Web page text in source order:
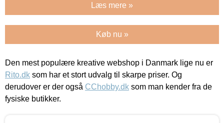
Læs mere »
Køb nu »
Den mest populære kreative webshop i Danmark lige nu er
Rito.dk som har et stort udvalg til skarpe priser. Og
derudover er der også CChobby.dk som man kender fra de
fysiske butikker.